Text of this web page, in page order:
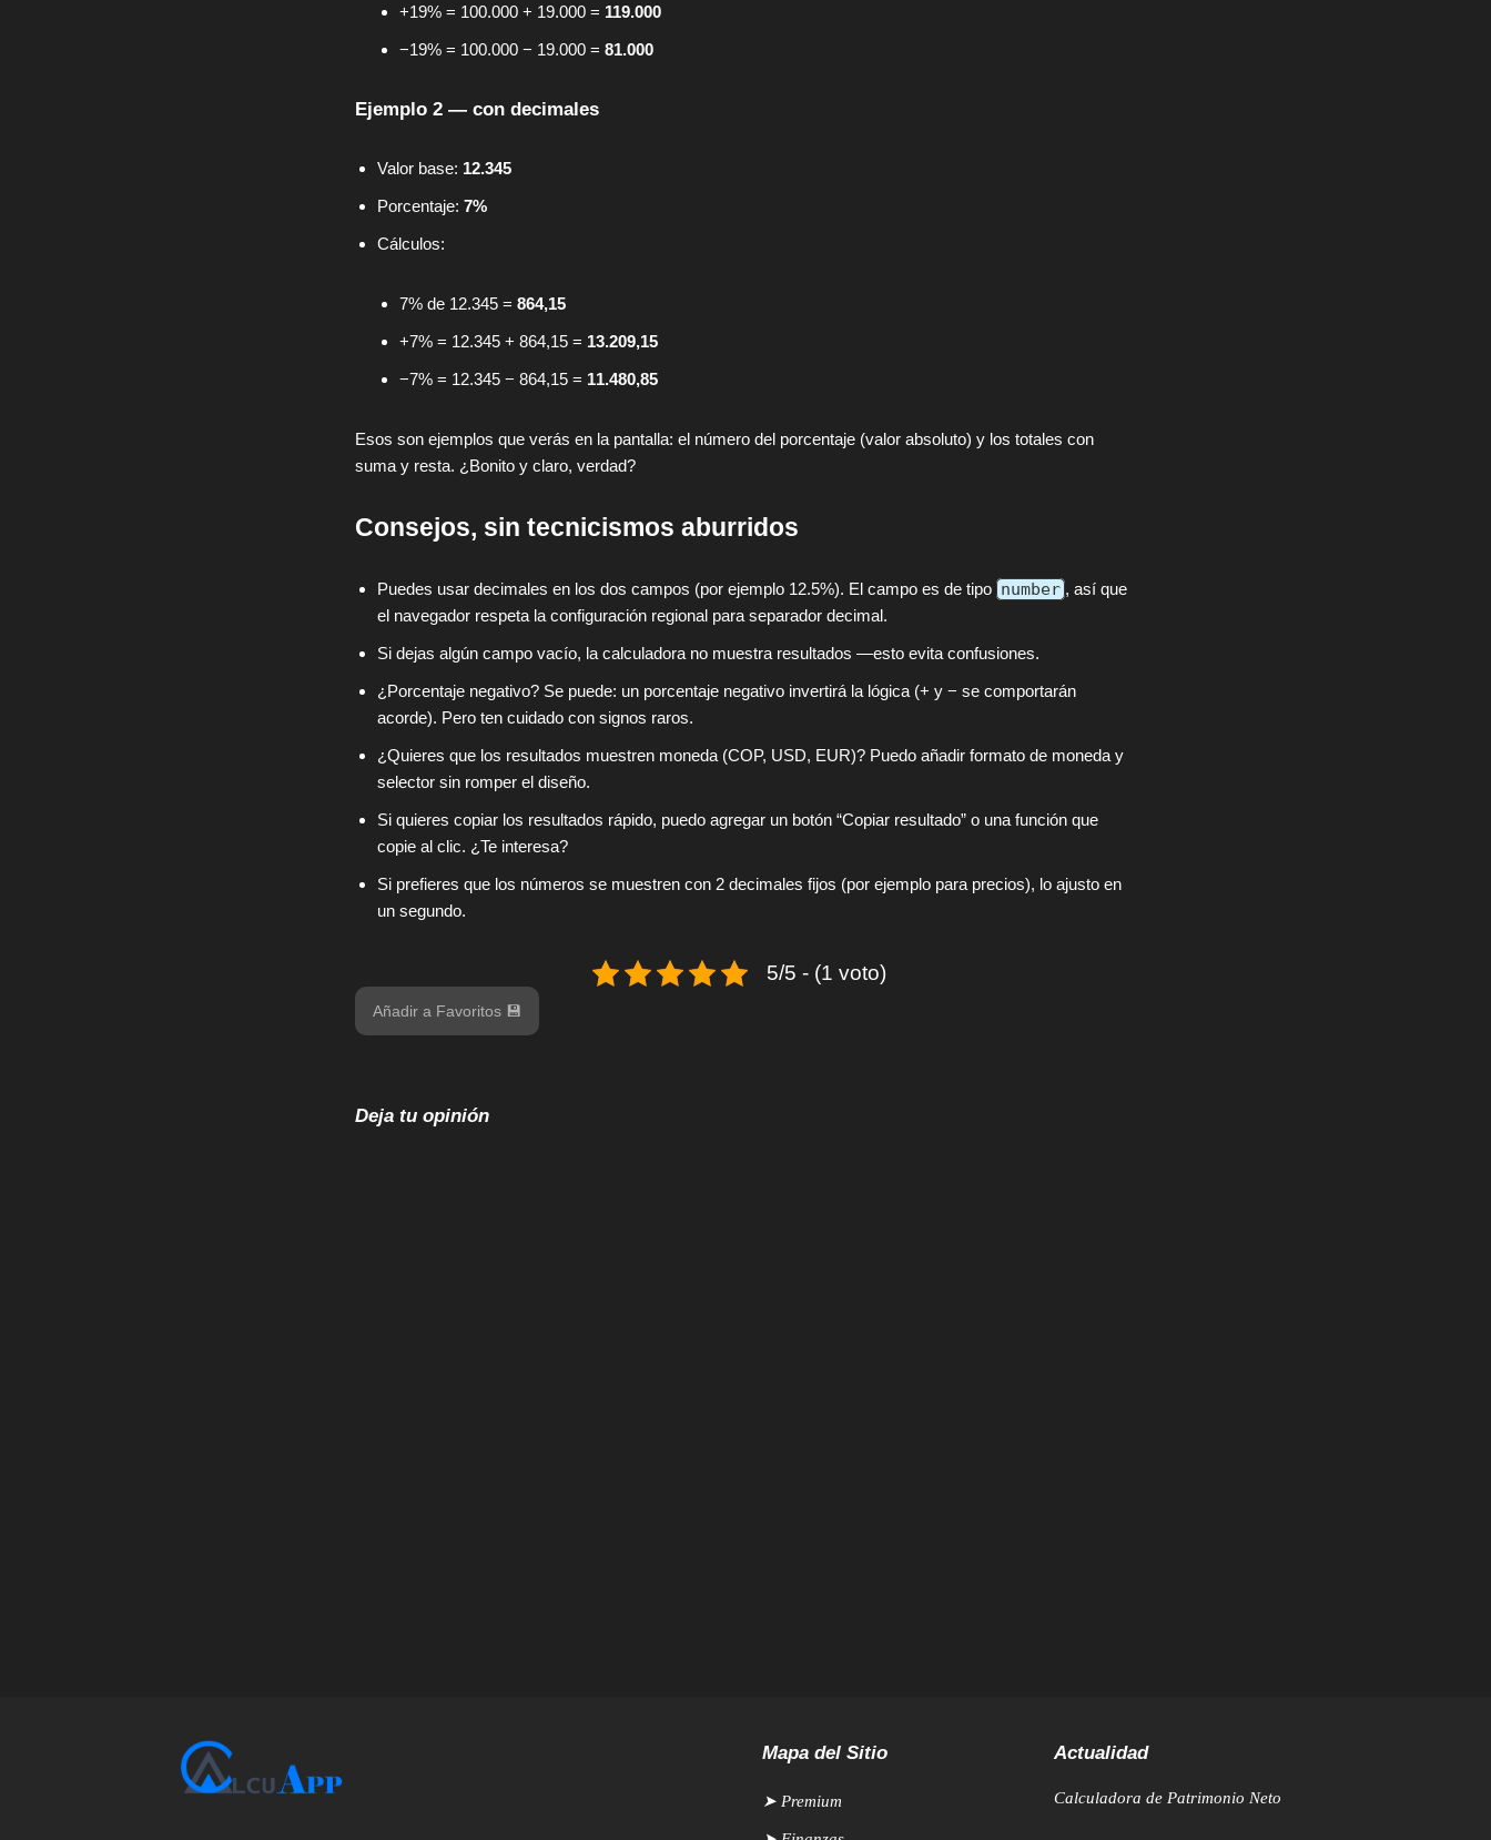
+19% = 100.000 + 19.000 = 119.000
−19% = 100.000 − 19.000 = 81.000
Ejemplo 2 — con decimales
Valor base: 12.345
Porcentaje: 7%
Cálculos:
7% de 12.345 = 864,15
+7% = 12.345 + 864,15 = 13.209,15
−7% = 12.345 − 864,15 = 11.480,85
Esos son ejemplos que verás en la pantalla: el número del porcentaje (valor absoluto) y los totales con
suma y resta. ¿Bonito y claro, verdad?
Consejos, sin tecnicismos aburridos
Puedes usar decimales en los dos campos (por ejemplo 12.5%). El campo es de tipo number , así que
el navegador respeta la configuración regional para separador decimal.
Si dejas algún campo vacío, la calculadora no muestra resultados —esto evita confusiones.
¿Porcentaje negativo? Se puede: un porcentaje negativo invertirá la lógica (+ y − se comportarán
acorde). Pero ten cuidado con signos raros.
¿Quieres que los resultados muestren moneda (COP, USD, EUR)? Puedo añadir formato de moneda y
selector sin romper el diseño.
Si quieres copiar los resultados rápido, puedo agregar un botón “Copiar resultado” o una función que
copie al clic. ¿Te interesa?
Si prefieres que los números se muestren con 2 decimales fijos (por ejemplo para precios), lo ajusto en
un segundo.
5/5 - (1 voto)
Añadir a Favoritos 💾
Deja tu opinión
Mapa del Sitio
➤ Premium
Actualidad
Calculadora de Patrimonio Neto